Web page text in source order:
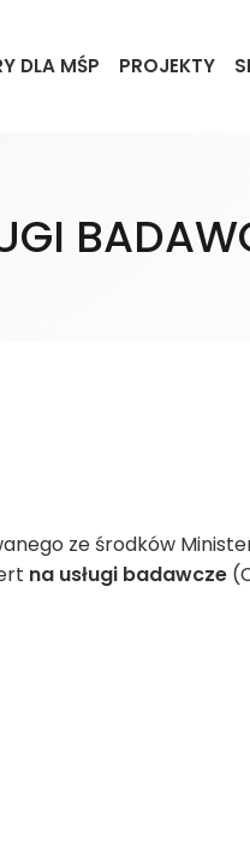
DLA MŚP PROJEKTY
ze środków
na usługi badawcze